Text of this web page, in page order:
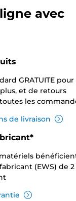
avec
GRATUITE pour
et de retours
les
de livraison
(EWS) de 2